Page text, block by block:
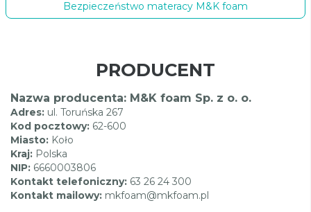
Bezpieczeństwo materacy M&K foam
PRODUCENT
Nazwa producenta: M&K foam Sp. z o. o.
Adres: ul. Toruńska 267
Kod pocztowy: 62-600
Miasto: Koło
Kraj: Polska
NIP: 6660003806
Kontakt telefoniczny: 63 26 24 300
Kontakt mailowy: mkfoam@mkfoam.pl